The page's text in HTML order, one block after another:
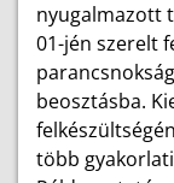
nyugalmazott
01-jén szerelt
beosztásba.
több